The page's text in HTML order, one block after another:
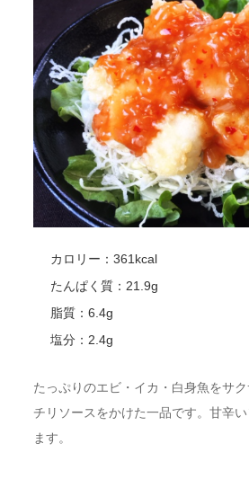
カロリー：361kcal
たんぱく質：21.9g
脂質：6.4g
塩分：2.4g
たっぷりのエビ・イカ・白身魚をサ
チリソースをかけた一品です。甘辛
ます。